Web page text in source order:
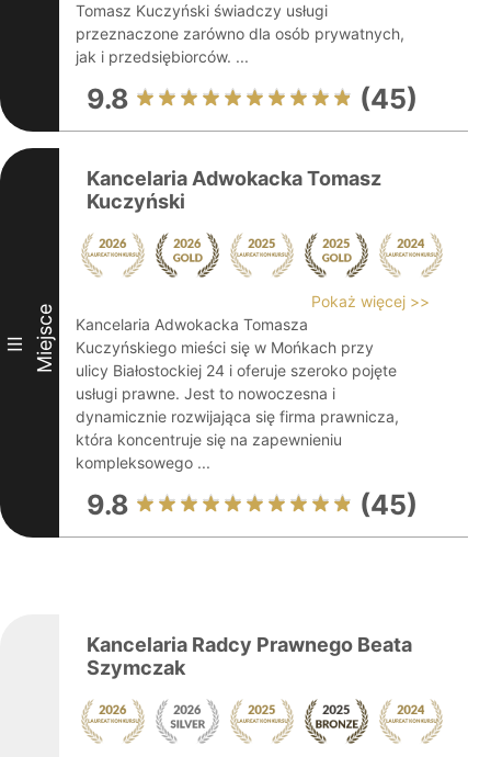
Tomasz Kuczyński świadczy usługi
przeznaczone zarówno dla osób prywatnych,
jak i przedsiębiorców. ...
9.8 (45)
III Miejsce
Kancelaria Adwokacka Tomasz
Kuczyński
Pokaż więcej >>
Kancelaria Adwokacka Tomasza
Kuczyńskiego mieści się w Mońkach przy
ulicy Białostockiej 24 i oferuje szeroko pojęte
usługi prawne. Jest to nowoczesna i
dynamicznie rozwijająca się firma prawnicza,
która koncentruje się na zapewnieniu
kompleksowego ...
9.8 (45)
Kancelaria Radcy Prawnego Beata
Szymczak